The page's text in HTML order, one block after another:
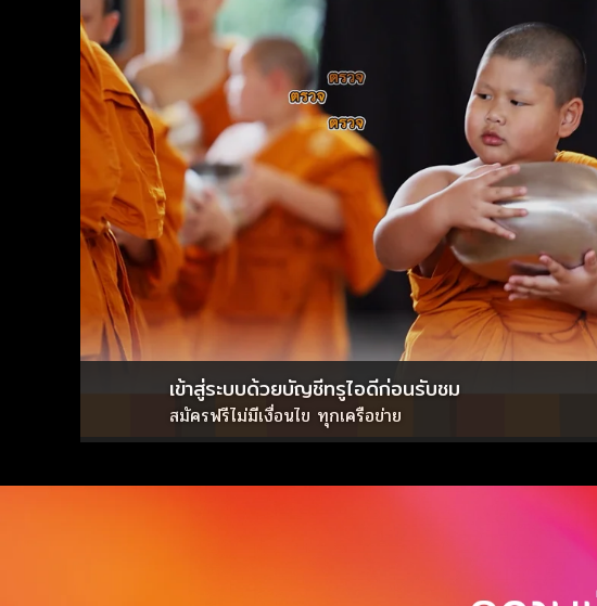
เข้าสู่ระบบด้วยบัญชีทรูไอดีก่อนรับชม
สมัครฟรีไม่มีเงื่อนไข ทุกเครือข่าย